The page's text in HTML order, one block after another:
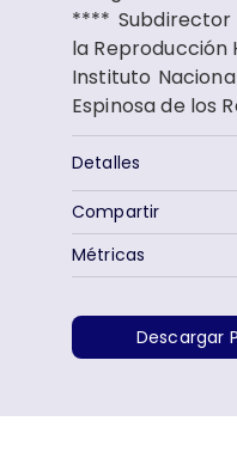
****
la Reproducción
Instituto
Espinosa de los
Detalles
Descargar
Métricas
Compartir